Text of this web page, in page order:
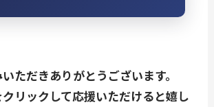
ただきありがとうございます。
リックして応援いただけると嬉し